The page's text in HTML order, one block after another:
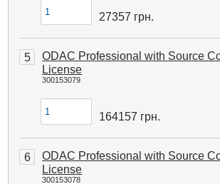
27357 грн.
5
ODAC Professional with Source
License
300153079
164157 грн.
6
ODAC Professional with Source
License
300153078